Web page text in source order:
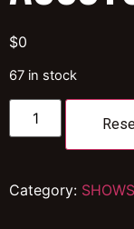
$0
67 in stock
Category: SHOWS